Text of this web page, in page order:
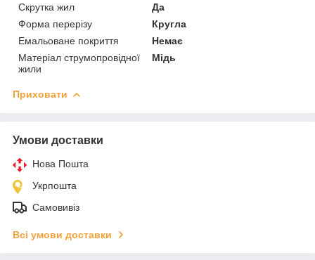
Скрутка жил
Да
Форма перерізу
Кругла
Емальоване покриття
Немає
Матеріал струмопровідної
жили
Мідь
Приховати
Умови доставки
Нова Пошта
Укрпошта
Самовивіз
Всі умови доставки